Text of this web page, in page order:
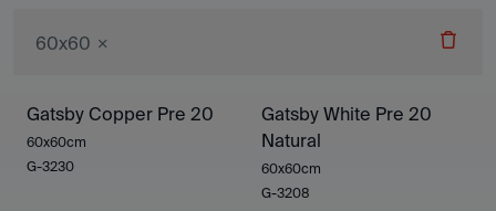
60x60
Gatsby Copper Pre 20
60x60cm
G-3230
Gatsby White Pre 20
Natural
60x60cm
G-3208